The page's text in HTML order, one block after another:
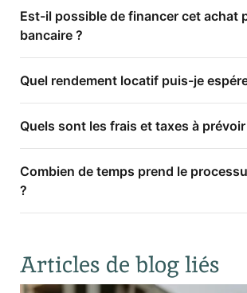
Est-il possible de financer cet achat
bancaire ?
Quel rendement locatif puis-je
Quels sont les frais et taxes à prévoir
Combien de temps prend le
?
Articles de blog liés